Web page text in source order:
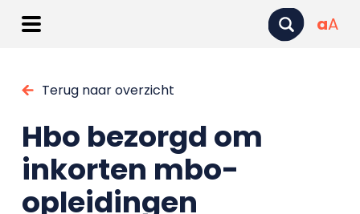
aA
Terug naar overzicht
Hbo bezorgd om
inkorten mbo-
opleidingen